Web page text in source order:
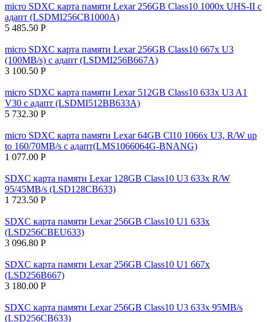
micro SDXC карта памяти Lexar 256GB Class10 1000x UHS-II с
адапт (LSDMI256CB1000A)
5 485.50 Р
micro SDXC карта памяти Lexar 256GB Class10 667x U3
(100MB/s) с адапт (LSDMI256B667A)
3 100.50 Р
micro SDXC карта памяти Lexar 512GB Class10 633x U3 A1
V30 с адапт (LSDMI512BB633A)
5 732.30 Р
micro SDXC карта памяти Lexar 64GB Cl10 1066x U3, R/W up
to 160/70MB/s с адапт(LMS1066064G-BNANG)
1 077.00 Р
SDXC карта памяти Lexar 128GB Class10 U3 633x R/W
95/45MB/s (LSD128CB633)
1 723.50 Р
SDXC карта памяти Lexar 256GB Class10 U1 633x
(LSD256CBEU633)
3 096.80 Р
SDXC карта памяти Lexar 256GB Class10 U1 667x
(LSD256B667)
3 180.00 Р
SDXC карта памяти Lexar 256GB Class10 U3 633x 95MB/s
(LSD256CB633)